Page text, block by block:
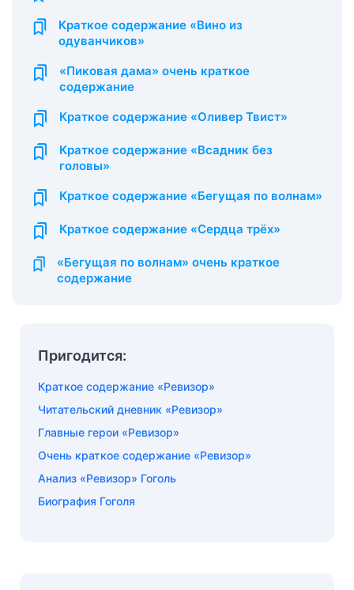
Краткое содержание «Вино из
одуванчиков»
«Пиковая дама» очень краткое
содержание
Краткое содержание «Оливер Твист»
Краткое содержание «Всадник без
головы»
Краткое содержание «Бегущая по волнам»
Краткое содержание «Сердца трёх»
«Бегущая по волнам» очень краткое
содержание
Пригодится:
Краткое содержание «Ревизор»
Читательский дневник «Ревизор»
Главные герои «Ревизор»
Очень краткое содержание «Ревизор»
Анализ «Ревизор» Гоголь
Биография Гоголя